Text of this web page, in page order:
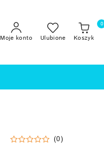
Moje konto Ulubione Koszyk
0
(0)